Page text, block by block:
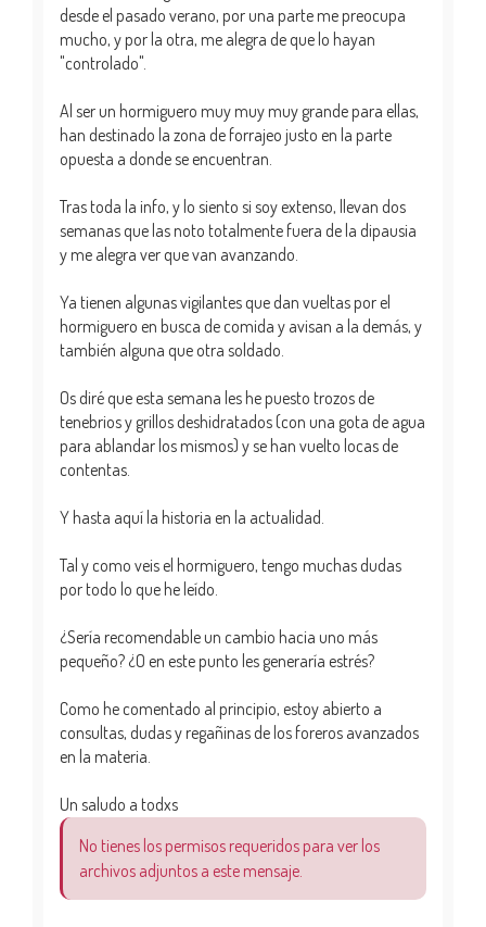
desde el pasado verano, por una parte me preocupa
mucho, y por la otra, me alegra de que lo hayan
"controlado".
Al ser un hormiguero muy muy muy grande para ellas,
han destinado la zona de forrajeo justo en la parte
opuesta a donde se encuentran.
Tras toda la info, y lo siento si soy extenso, llevan dos
semanas que las noto totalmente fuera de la dipausia
y me alegra ver que van avanzando.
Ya tienen algunas vigilantes que dan vueltas por el
hormiguero en busca de comida y avisan a la demás, y
también alguna que otra soldado.
Os diré que esta semana les he puesto trozos de
tenebrios y grillos deshidratados (con una gota de agua
para ablandar los mismos) y se han vuelto locas de
contentas.
Y hasta aquí la historia en la actualidad.
Tal y como veis el hormiguero, tengo muchas dudas
por todo lo que he leído.
¿Sería recomendable un cambio hacia uno más
pequeño? ¿O en este punto les generaría estrés?
Como he comentado al principio, estoy abierto a
consultas, dudas y regañinas de los foreros avanzados
en la materia.
Un saludo a todxs
No tienes los permisos requeridos para ver los
archivos adjuntos a este mensaje.